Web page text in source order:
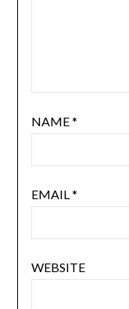
NAME*
EMAIL*
WEBSITE